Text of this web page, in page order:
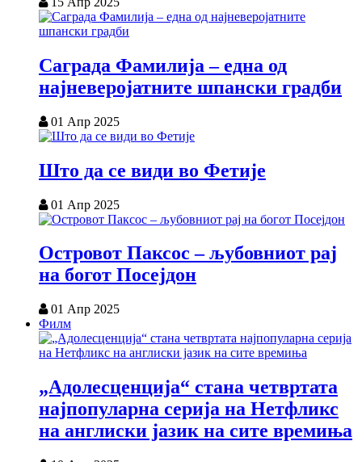
Саграда Фамилија – една од
најневеројатните шпански градби
01 Апр 2025
Што да се види во Фетије
01 Апр 2025
Островот Паксос – љубовниот рај
на богот Посејдон
01 Апр 2025
Филм
„Адолесценција“ стана четвртата
најпопуларна серија на Нетфликс
на англиски јазик на сите времиња